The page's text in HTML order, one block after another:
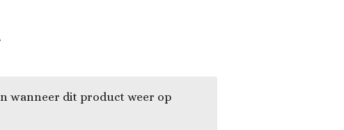
wanneer dit product weer op